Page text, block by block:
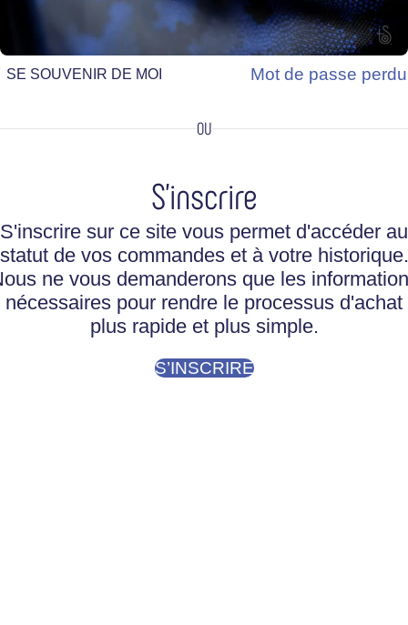
Mot de passe
SE SOUVENIR DE MOI
OU
S'inscrire
S'inscrire sur ce site vous permet d'accéder au
statut de vos commandes et à votre historique.
ne vous demanderons que les
nécessaires pour rendre le processus d'achat
plus rapide et plus simple.
S’INSCRIRE